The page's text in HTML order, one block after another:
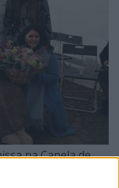
na Capela de